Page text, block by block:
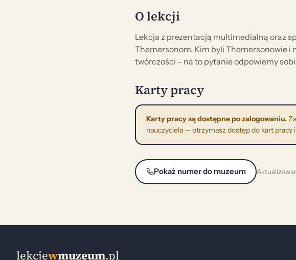
O lekcji
Lekcja z prezentacją multimedialną oraz
Themersonom. Kim byli Themersonowie
twórczości – na to pytanie odpowiemy
Karty pracy
Karty pracy są dostępne po zalogowaniu.
nauczyciela — otrzymasz dostęp do kart pracy
Pokaż numer do muzeum
lekcjewmuzeum.pl